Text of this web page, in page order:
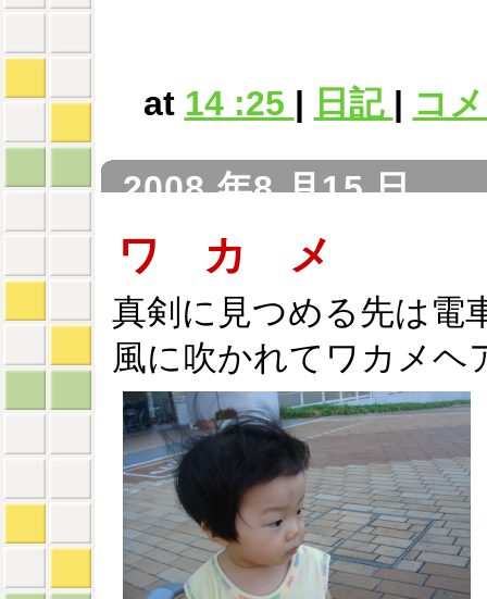
at 14 :25 | 日記 | コ
2008 年8 月15 日
ワ カ メ
真剣に見つめる先は電
風に吹かれてワカメヘ